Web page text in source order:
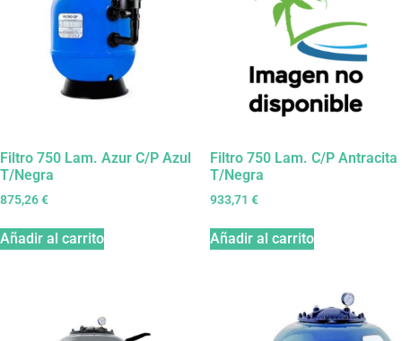
Filtro 750 Lam. Azur C/P Azul
T/Negra
875,26€
Añadir al carrito
Filtro 750 Lam. C/P Antracita
T/Negra
933,71 €
Añadir al carrito